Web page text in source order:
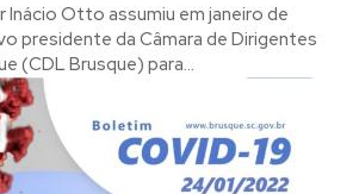
Inácio Otto assumiu em janeiro de
presidente da Câmara de Dirigentes
(CDL Brusque) para...